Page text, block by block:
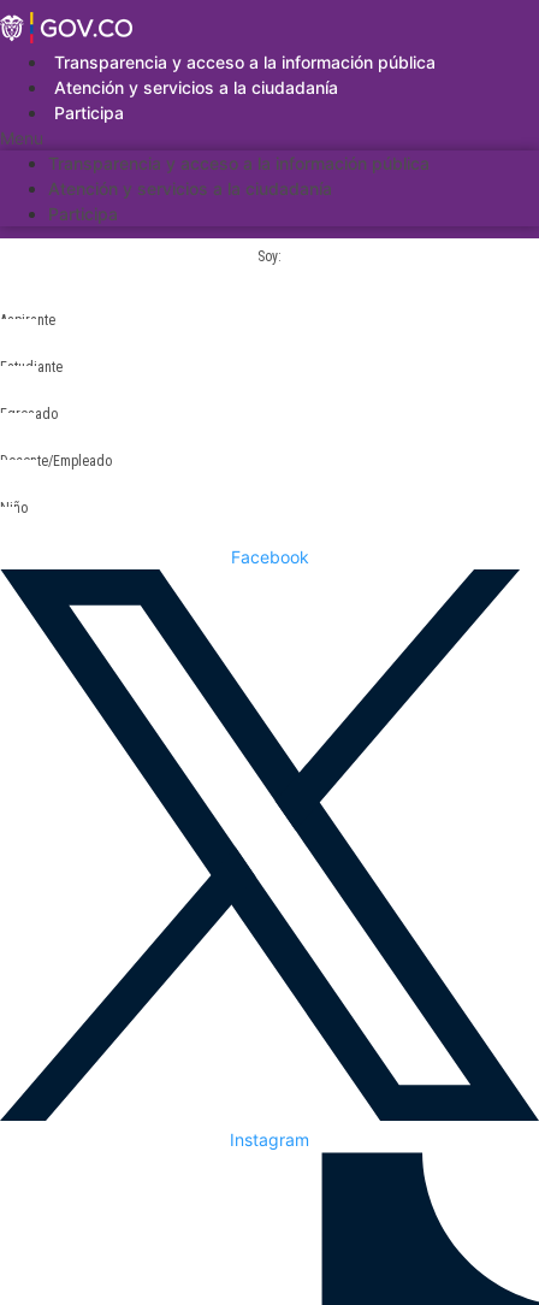
Saltar
al
contenidoTransparencia y acceso a la información pública
Atención y servicios a la ciudadanía
Participa
Menu
Transparencia y acceso a la información pública
Atención y servicios a la ciudadanía
Participa
Soy:
Aspirante
Estudiante
Egresado
Docente/Empleado
Niño
Facebook
Instagram